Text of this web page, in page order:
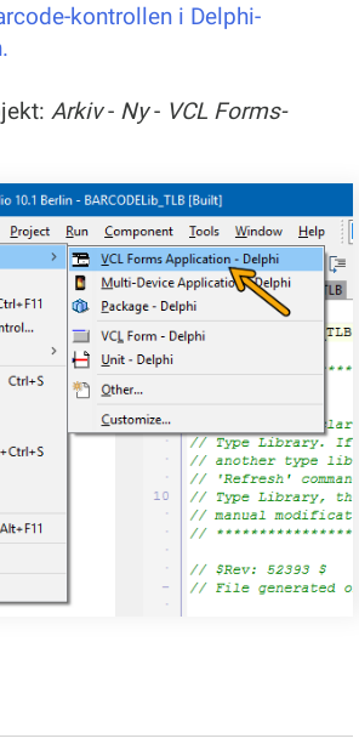
kontrollen i Delphi-
Arkiv- Ny- VCL Forms-